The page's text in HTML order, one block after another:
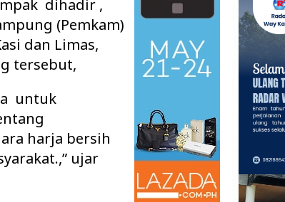
dihadir ,
(Pemkam)
dan Limas,
tersebut,
untuk
harja bersih
ujar